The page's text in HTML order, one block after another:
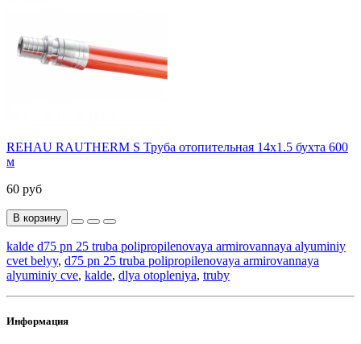
REHAU RAUTHERM S Труба отопительная 14x1.5 бухта 600
м
60 руб
В корзину
kalde d75 pn 25 truba polipropilenovaya armirovannaya alyuminiy
cvet belyy, d75 pn 25 truba polipropilenovaya armirovannaya
alyuminiy cve, kalde, dlya otopleniya, truby
Информация